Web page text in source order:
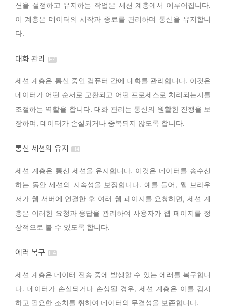
션을 설정하고 유지하는 작업은 세션 계층에서 이루어집니다.
이 계층은 데이터의 시작과 종료를 관리하며 통신을 유지합니
다.
대화 관리
세션 계층은 통신 중인 컴퓨터 간에 대화를 관리합니다. 이것은
데이터가 어떤 순서로 교환되고 어떤 프로세스로 처리되는지를
조절하는 역할을 합니다. 대화 관리는 통신의 원활한 진행을 보
장하며, 데이터가 손실되거나 중복되지 않도록 합니다.
통신 세션의 유지
세션 계층은 통신 세션을 유지합니다. 이것은 데이터를 송수신
하는 동안 세션의 지속성을 보장합니다. 예를 들어, 웹 브라우
저가 웹 서버에 연결한 후 여러 웹 페이지를 요청하면, 세션 계
층은 이러한 요청과 응답을 관리하여 사용자가 웹 페이지를 정
상적으로 볼 수 있도록 합니다.
에러 복구
세션 계층은 데이터 전송 중에 발생할 수 있는 에러를 복구합니
다. 데이터가 손실되거나 손상될 경우, 세션 계층은 이를 감지
하고 필요한 조치를 취하여 데이터의 무결성을 보존합니다.